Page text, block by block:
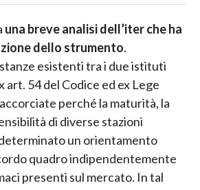
una breve analisi dell’iter che ha
dello strumento.
esistenti tra i due istituti
art. 54 del Codice ed ex Lege
perché la maturità, la
di diverse stazioni
un orientamento
quadro indipendentemente
presenti sul mercato. In tal